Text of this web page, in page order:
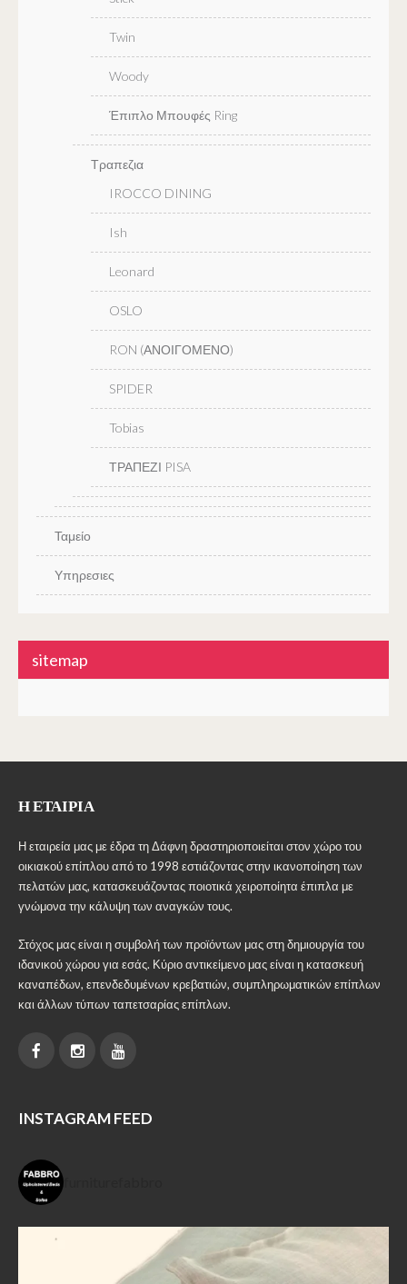
Twin
Woody
Έπιπλο Μπουφές Ring
Τραπεζια
IROCCO DINING
Ish
Leonard
OSLO
RON (ΑΝΟΙΓΟΜΕΝΟ)
SPIDER
Tobias
ΤΡΑΠΕΖΙ PISA
Ταμείο
Υπηρεσιες
sitemap
Η ΕΤΑΙΡΊΑ
Η εταιρεία μας με έδρα τη Δάφνη δραστηριοποιείται στον χώρο του
οικιακού επίπλου από το 1998 εστιάζοντας στην ικανοποίηση των
πελατών μας, κατασκευάζοντας ποιοτικά χειροποίητα έπιπλα με
γνώμονα την κάλυψη των αναγκών τους.
Στόχος μας είναι η συμβολή των προϊόντων μας στη δημιουργία του
ιδανικού χώρου για εσάς. Κύριο αντικείμενο μας είναι η κατασκευή
καναπέδων, επενδεδυμένων κρεβατιών, συμπληρωματικών επίπλων
και άλλων τύπων ταπετσαρίας επίπλων.
INSTAGRAM FEED